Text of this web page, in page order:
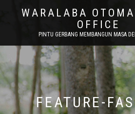
WARALABA
OFFICE
PINTU GERBANG MEMBANGUN MASA
FEATURE-